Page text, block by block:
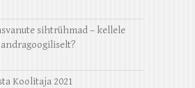
sihtrühmad – kellele
Koolitaja 2021